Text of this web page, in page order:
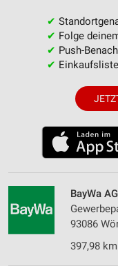
✔
✔ Folge
✔ Push-
✔
BayWa
93086
397,98 km